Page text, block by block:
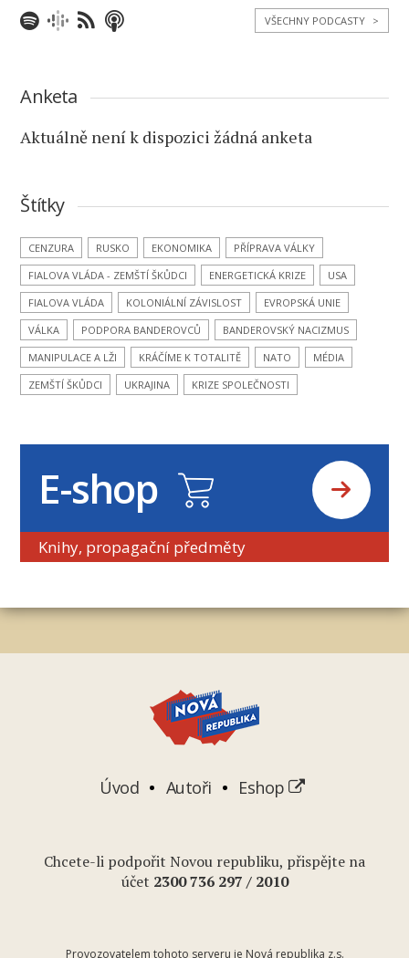
VŠECHNY PODCASTY >
Anketa
Aktuálně není k dispozici žádná anketa
Štítky
CENZURA RUSKO EKONOMIKA
PŘÍPRAVA VÁLKY
FIALOVA VLÁDA - ZEMŠTÍ ŠKŮDCI
ENERGETICKÁ KRIZE
USA
FIALOVA VLÁDA
KOLONIÁLNÍ ZÁVISLOST
EVROPSKÁ UNIE
VÁLKA
PODPORA BANDEROVCŮ
BANDEROVSKÝ NACIZMUS
MANIPULACE A LŽI
KRÁČÍME K TOTALITĚ NATO
MÉDIA
ZEMŠTÍ ŠKŮDCI
UKRAJINA KRIZE SPOLEČNOSTI
E-shop
Knihy, propagační předměty
Úvod Autoři Eshop
Chcete-li podpořit Novou republiku, přispějte na
účet 2300 736 297 / 2010
Provozovatelem tohoto serveru je Nová republika z.s.